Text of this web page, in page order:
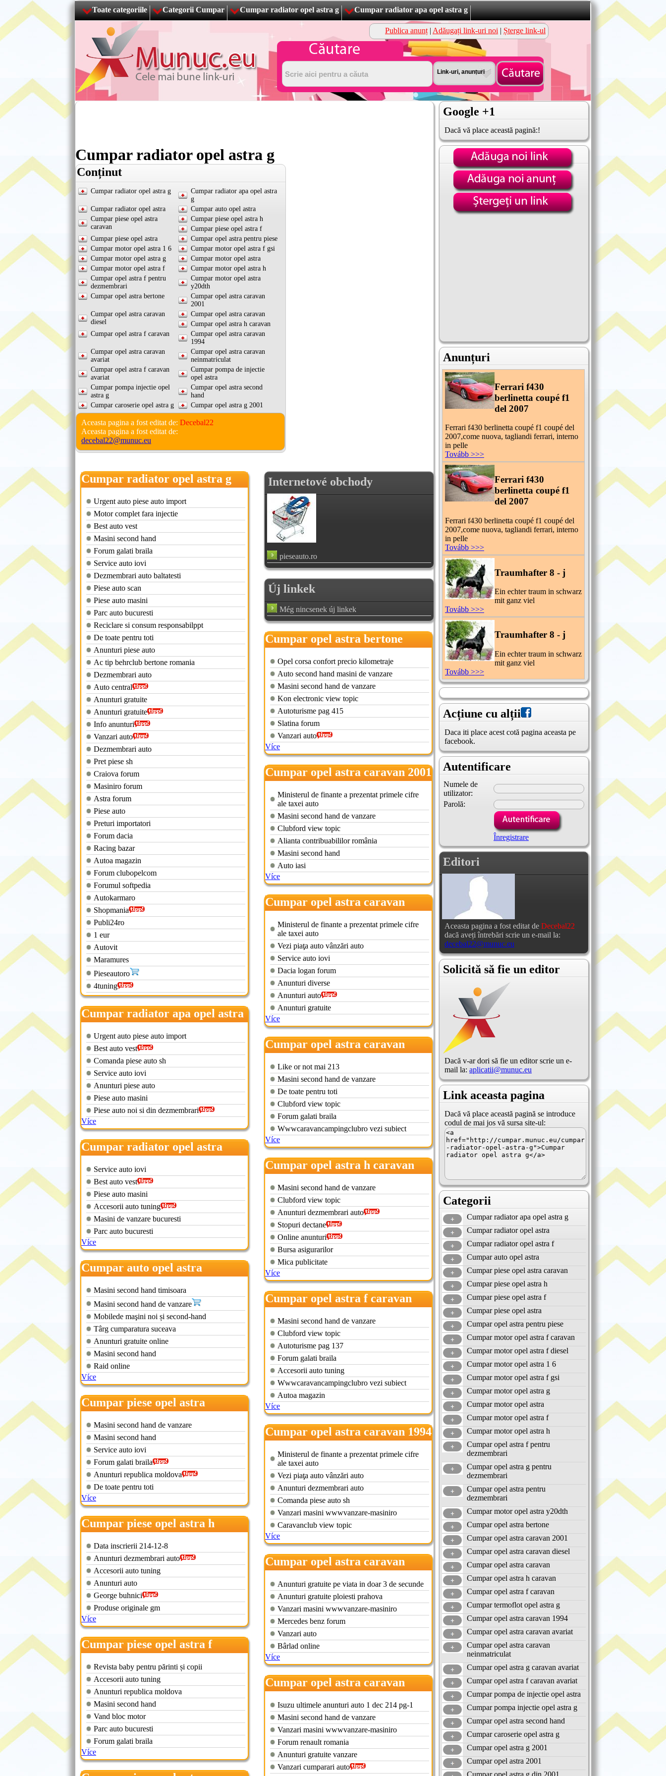
Toate categoriile Categorii Cumpar Cumpar radiator opel astra g Cumpar radiator apa opel astra g
Publica anunț | Adăugați link-uri noi | Șterge link-ul
Cumpar radiator opel astra g
Conținut
Cumpar radiator opel astra g
Cumpar radiator apa opel astra
g
Cumpar radiator opel astra
Cumpar auto opel astra
Cumpar piese opel astra
caravan
Cumpar piese opel astra h
Cumpar piese opel astra f
Cumpar piese opel astra
Cumpar opel astra pentru piese
Cumpar motor opel astra 1 6
Cumpar motor opel astra f gsi
Cumpar motor opel astra g
Cumpar motor opel astra
Cumpar motor opel astra f
Cumpar motor opel astra h
Cumpar opel astra f pentru
dezmembrari
Cumpar motor opel astra
y20dth
Cumpar opel astra bertone
Cumpar opel astra caravan
2001
Cumpar opel astra caravan
diesel
Cumpar opel astra caravan
Cumpar opel astra h caravan
Cumpar opel astra f caravan
Cumpar opel astra caravan
1994
Cumpar opel astra caravan
avariat
Cumpar opel astra caravan
neinmatriculat
Cumpar opel astra f caravan
avariat
Cumpar pompa de injectie
opel astra
Cumpar pompa injectie opel
astra g
Cumpar opel astra second
hand
Cumpar caroserie opel astra g
Cumpar opel astra g 2001
Aceasta pagina a fost editat de: Decebal22
Aceasta pagina a fost editat de:
decebal22@munuc.eu
Cumpar radiator opel astra g
Urgent auto piese auto import
Motor complet fara injectie
Best auto vest
Masini second hand
Forum galati braila
Service auto iovi
Dezmembrari auto baltatesti
Piese auto scan
Piese auto masini
Parc auto bucuresti
Reciclare si consum responsabilppt
De toate pentru toti
Anunturi piese auto
Ac tip behrclub bertone romania
Dezmembrari auto
Auto central
Anunturi gratuite
Anunturi gratuite
Info anunturi
Vanzari auto
Dezmembrari auto
Pret piese sh
Craiova forum
Masiniro forum
Astra forum
Piese auto
Preturi importatori
Forum dacia
Racing bazar
Autoa magazin
Forum clubopelcom
Forumul softpedia
Autokarmaro
Shopmania
Publi24ro
1 eur
Autovit
Maramures
Pieseautoro
4tuning
Cumpar radiator apa opel astra
g
Urgent auto piese auto import
Best auto vest
Comanda piese auto sh
Service auto iovi
Anunturi piese auto
Piese auto masini
Piese auto noi si din dezmembrari
Více
Cumpar radiator opel astra
Service auto iovi
Best auto vest
Piese auto masini
Accesorii auto tuning
Masini de vanzare bucuresti
Parc auto bucuresti
Více
Cumpar auto opel astra
Masini second hand timisoara
Masini second hand de vanzare
Mobilede maşini noi și second-hand
Târg cumparatura suceava
Anunturi gratuite online
Masini second hand
Raid online
Více
Cumpar piese opel astra
caravan
Masini second hand de vanzare
Masini second hand
Service auto iovi
Forum galati braila
Anunturi republica moldova
De toate pentru toti
Více
Cumpar piese opel astra h
Data inscrierii 214-12-8
Anunturi dezmembrari auto
Accesorii auto tuning
Anunturi auto
George buhnici
Produse originale gm
Více
Cumpar piese opel astra f
Revista baby pentru părinti și copii
Accesorii auto tuning
Anunturi republica moldova
Masini second hand
Vand bloc motor
Parc auto bucuresti
Forum galati braila
Více
Internetové obchody
pieseauto.ro
Új linkek
Még nincsenek új linkek
Cumpar opel astra bertone
Opel corsa confort precio kilometraje
Auto second hand masini de vanzare
Masini second hand de vanzare
Kon electronic view topic
Autoturisme pag 415
Slatina forum
Vanzari auto
Více
Cumpar opel astra caravan 2001
Ministerul de finante a prezentat primele cifre
ale taxei auto
Masini second hand de vanzare
Clubford view topic
Alianta contribuabililor românia
Masini second hand
Auto iasi
Více
Cumpar opel astra caravan
diesel
Ministerul de finante a prezentat primele cifre
ale taxei auto
Vezi piaţa auto vânzări auto
Service auto iovi
Dacia logan forum
Anunturi diverse
Anunturi auto
Anunturi gratuite
Více
Cumpar opel astra caravan
Like or not mai 213
Masini second hand de vanzare
De toate pentru toti
Clubford view topic
Forum galati braila
Wwwcaravancampingclubro vezi subiect
Více
Cumpar opel astra h caravan
Masini second hand de vanzare
Clubford view topic
Anunturi dezmembrari auto
Stopuri dectane
Online anunturi
Bursa asigurarilor
Mica publicitate
Více
Cumpar opel astra f caravan
Masini second hand de vanzare
Clubford view topic
Autoturisme pag 137
Forum galati braila
Accesorii auto tuning
Wwwcaravancampingclubro vezi subiect
Autoa magazin
Více
Cumpar opel astra caravan 1994
Ministerul de finante a prezentat primele cifre
ale taxei auto
Vezi piaţa auto vânzări auto
Anunturi dezmembrari auto
Comanda piese auto sh
Vanzari masini wwwvanzare-masiniro
Caravanclub view topic
Více
Cumpar opel astra caravan
avariat
Anunturi gratuite pe viata in doar 3 de secunde
Anunturi gratuite ploiesti prahova
Vanzari masini wwwvanzare-masiniro
Mercedes benz forum
Vanzari auto
Bârlad online
Více
Cumpar opel astra caravan
neinmatriculat
Isuzu ultimele anunturi auto 1 dec 214 pg-1
Masini second hand de vanzare
Vanzari masini wwwvanzare-masiniro
Forum renault romania
Anunturi gratuite vanzare
Vanzari cumparari auto
Google +1
Dacă vă place această pagină:!
Anunțuri
Ferrari f430
berlinetta coupé f1
del 2007
Ferrari f430 berlinetta coupé f1 coupé del
2007,come nuova, tagliandi ferrari, interno
in pelle
Tovább >>>
Ferrari f430
berlinetta coupé f1
del 2007
Ferrari f430 berlinetta coupé f1 coupé del
2007,come nuova, tagliandi ferrari, interno
in pelle
Tovább >>>
Traumhafter 8 - j
Ein echter traum in schwarz
mit ganz viel
Tovább >>>
Traumhafter 8 - j
Ein echter traum in schwarz
mit ganz viel
Tovább >>>
Acțiune cu alții
Daca iti place acest cotă pagina aceasta pe
facebook.
Autentificare
Numele de
utilizator:
Parolă:
Înregistrare
Editori
Aceasta pagina a fost editat de Decebal22
dacă aveți întrebări scrie un e-mail la:
decebal22@munuc.eu
Solicită să fie un editor
Dacă v-ar dori să fie un editor scrie un e-
mail la: aplicatii@munuc.eu
Link aceasta pagina
Dacă vă place această pagină se introduce
codul de mai jos vă sursa site-ul:
Categorii
Cumpar radiator apa opel astra g
Cumpar radiator opel astra
Cumpar radiator opel astra f
Cumpar auto opel astra
Cumpar piese opel astra caravan
Cumpar piese opel astra h
Cumpar piese opel astra f
Cumpar piese opel astra
Cumpar opel astra pentru piese
Cumpar motor opel astra f caravan
Cumpar motor opel astra f diesel
Cumpar motor opel astra 1 6
Cumpar motor opel astra f gsi
Cumpar motor opel astra g
Cumpar motor opel astra
Cumpar motor opel astra f
Cumpar motor opel astra h
Cumpar opel astra f pentru
dezmembrari
Cumpar opel astra g pentru
dezmembrari
Cumpar opel astra pentru
dezmembrari
Cumpar motor opel astra y20dth
Cumpar opel astra bertone
Cumpar opel astra caravan 2001
Cumpar opel astra caravan diesel
Cumpar opel astra caravan
Cumpar opel astra h caravan
Cumpar opel astra f caravan
Cumpar termoflot opel astra g
Cumpar opel astra caravan 1994
Cumpar opel astra caravan avariat
Cumpar opel astra caravan
neinmatriculat
Cumpar opel astra g caravan avariat
Cumpar opel astra f caravan avariat
Cumpar pompa de injectie opel astra
Cumpar pompa injectie opel astra g
Cumpar opel astra second hand
Cumpar caroserie opel astra g
Cumpar opel astra g 2001
Cumpar opel astra 2001
Cumpar opel astra g din 2001